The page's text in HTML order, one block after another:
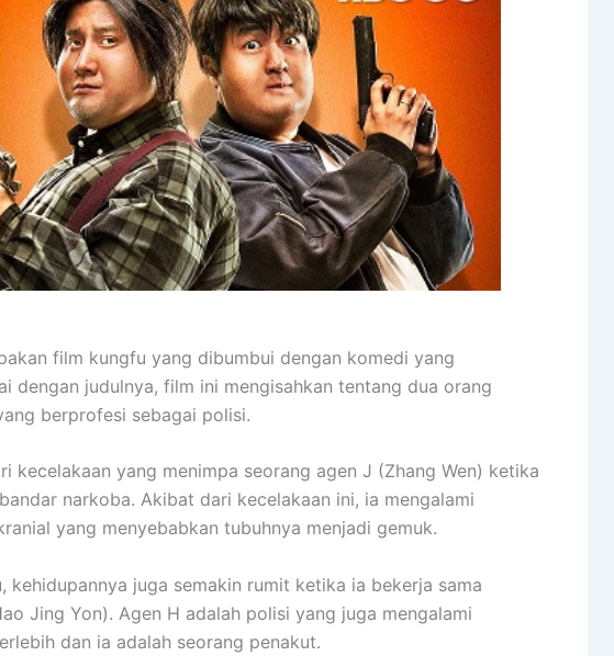
film kungfu yang dibumbui dengan komedi yang
dengan judulnya, film ini mengisahkan tentang dua orang
berprofesi sebagai polisi.
kecelakaan yang menimpa seorang agen J (Zhang Wen) ketika
narkoba. Akibat dari kecelakaan ini, ia mengalami
yang menyebabkan tubuhnya menjadi gemuk.
kehidupannya juga semakin rumit ketika ia bekerja sama
Jing Yon). Agen H adalah polisi yang juga mengalami
dan ia adalah seorang penakut.